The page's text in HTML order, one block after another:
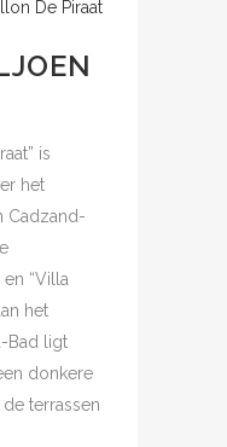
is
het
Cadzand-
“Villa
het
Bad ligt
donkere
terrassen